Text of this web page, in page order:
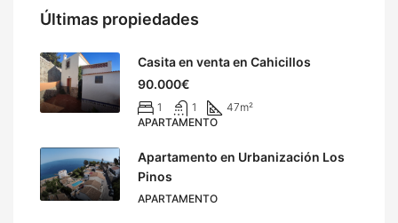
Últimas propiedades
Casita en venta en Cahicillos
90.000€
1 1 47m²
APARTAMENTO
Apartamento en Urbanización Los
Pinos
APARTAMENTO